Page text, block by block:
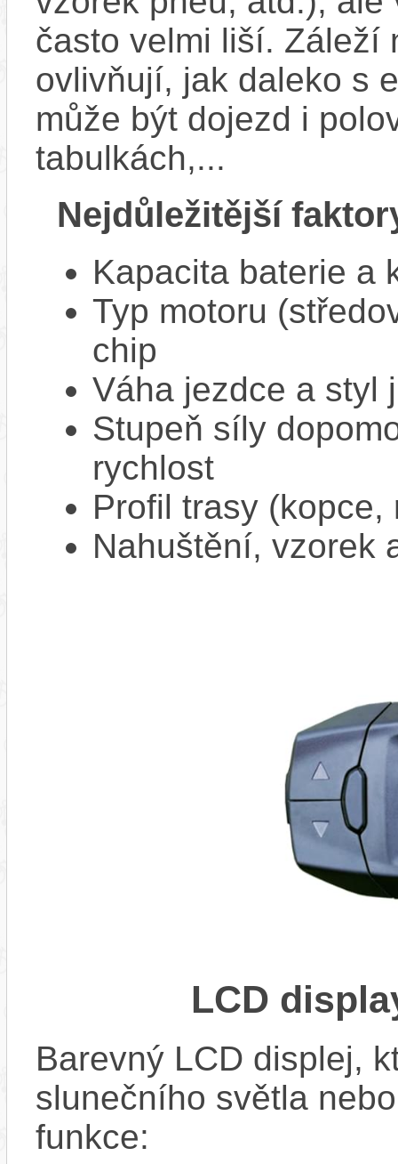
často velmi liší. Záleží
ovlivňují, jak daleko s
může být dojezd i
tabulkách,...
Nejdůležitější
Kapacita baterie a
Typ motoru
chip
Váha jezdce a styl
Stupeň síly
rychlost
Profil trasy
Nahuštění, vzorek
LCD
Barevný LCD displej,
slunečního světla
funkce: